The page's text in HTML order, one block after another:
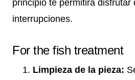
principio te permitirá disfrutar
interrupciones.
For the fish treatment
Limpieza de la pieza: